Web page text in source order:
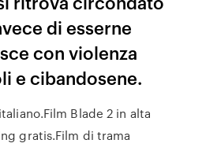
di esserne
con violenza
e cibandosene.
Blade 2 in alta
gratis.Film di trama